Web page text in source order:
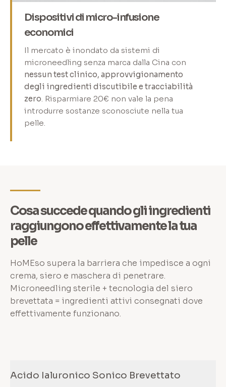
Dispositivi di micro-infusione
economici
Il mercato è inondato da sistemi di
microneedling senza marca dalla Cina con
nessun test clinico, approvvigionamento
degli ingredienti discutibile e tracciabilità
zero. Risparmiare 20€ non vale la pena
introdurre sostanze sconosciute nella tua
pelle.
Cosa succede quando gli ingredienti
raggiungono effettivamente la tua
pelle
HoMEso supera la barriera che impedisce a ogni
crema, siero e maschera di penetrare.
Microneedling sterile + tecnologia del siero
brevettata = ingredienti attivi consegnati dove
effettivamente funzionano.
Acido Ialuronico Sonico Brevettato